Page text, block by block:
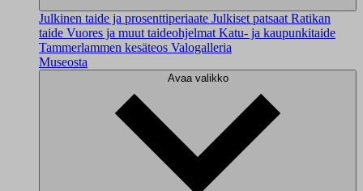
Julkinen taide ja prosenttiperiaate Julkiset patsaat Ratikan
taide Vuores ja muut taideohjelmat Katu- ja kaupunkitaide
Tammerlammen kesäteos Valogalleria
Museosta
Avaa valikko